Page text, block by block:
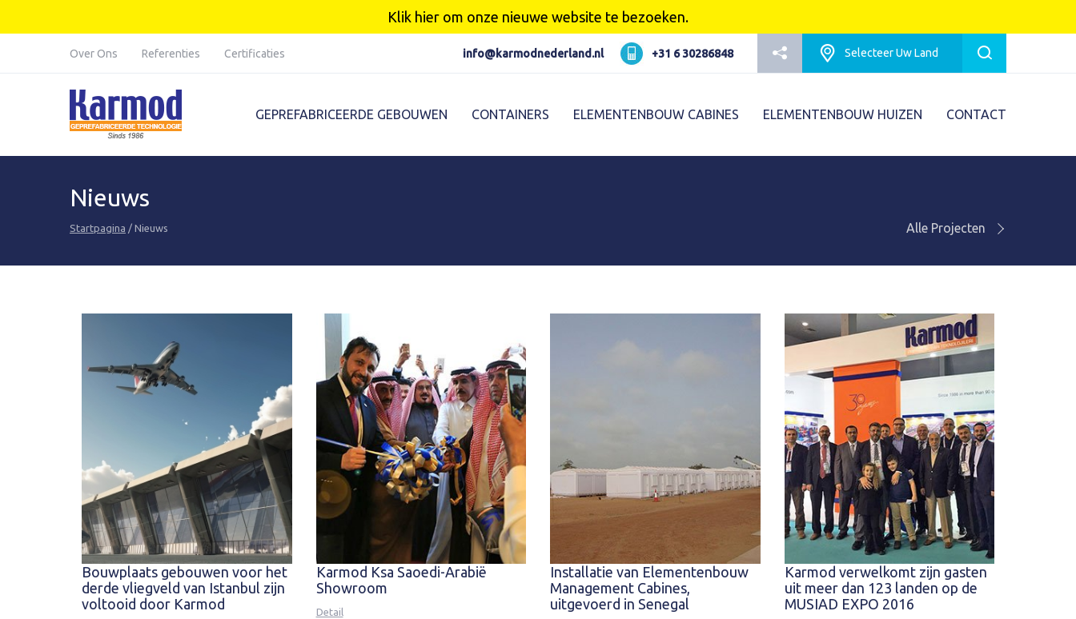
Karmod Україна Karmod ایران Karmod Europe Karmod Netherlands
Karmod Қазақ
Karmod საქართველო
Klik hier om onze nieuwe website te bezoeken.
Over Ons Referenties Certificaties info@karmodnederland.nl +31 6 30286848 Selecteer Uw Land
GEPREFABRICEERDE GEBOUWEN CONTAINERS ELEMENTENBOUW CABINES ELEMENTENBOUW HUIZEN CONTACT
Nieuws
Startpagina / Nieuws Alle Projecten
Bouwplaats gebouwen voor het
derde vliegveld van Istanbul zijn
voltooid door Karmod
Karmod Ksa Saoedi-Arabië
Showroom
Detail
Installatie van Elementenbouw
Management Cabines,
uitgevoerd in Senegal
Karmod verwelkomt zijn gasten
uit meer dan 123 landen op de
MUSIAD EXPO 2016